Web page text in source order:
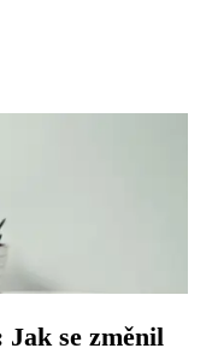
se změnil